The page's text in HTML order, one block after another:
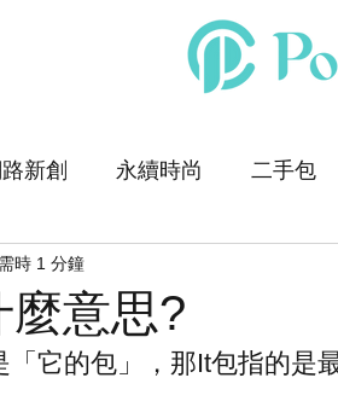
新創 永續時尚 二手包
麼意思?
時 1 分鐘
它的包」，那It包指的是